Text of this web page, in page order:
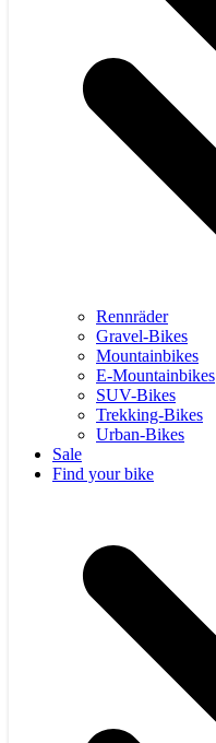
Rennräder
Gravel-Bikes
Mountainbikes
E-Mountainbikes
SUV-Bikes
Trekking-Bikes
Urban-Bikes
Sale
Find your bike